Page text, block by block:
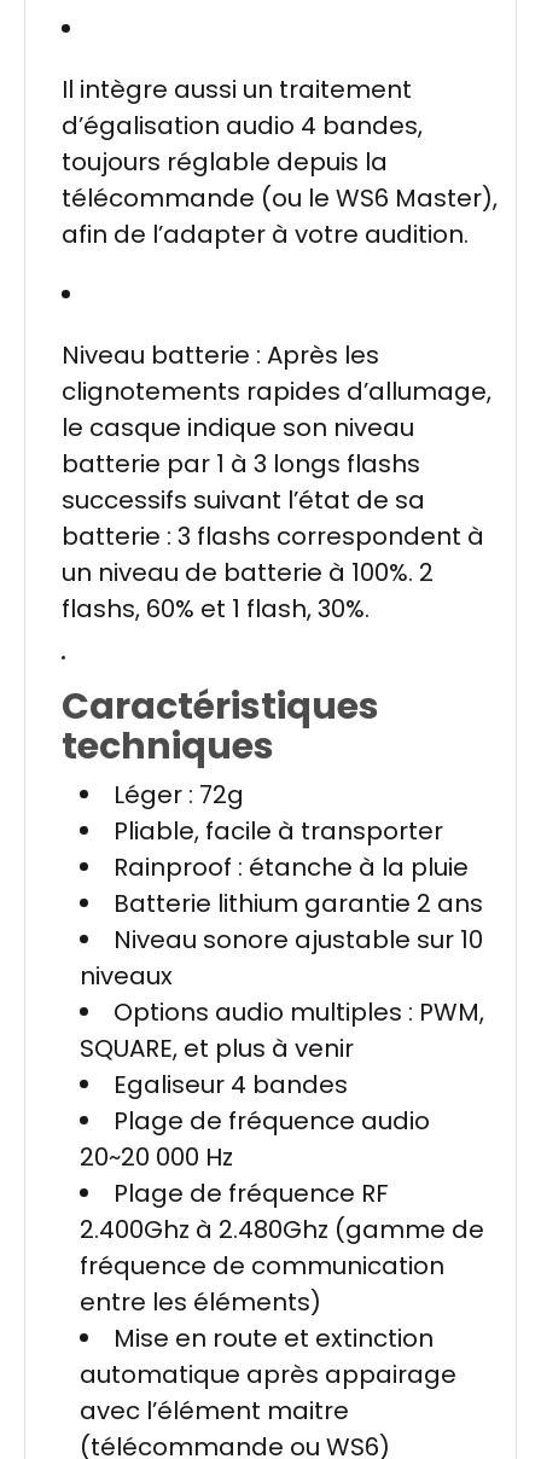
Il intègre aussi un traitement
d’égalisation audio 4 bandes,
toujours réglable depuis la
télécommande (ou le WS6 Master),
afin de l’adapter à votre audition.
Niveau batterie : Après les
clignotements rapides d’allumage,
le casque indique son niveau
batterie par 1 à 3 longs flashs
successifs suivant l’état de sa
batterie : 3 flashs correspondent à
un niveau de batterie à 100%. 2
flashs, 60% et 1 flash, 30%.
Caractéristiques
techniques
Léger : 72g
Pliable, facile à transporter
Rainproof : étanche à la pluie
Batterie lithium garantie 2 ans
Niveau sonore ajustable sur 10
niveaux
Options audio multiples : PWM,
SQUARE, et plus à venir
Egaliseur 4 bandes
Plage de fréquence audio
20~20 000 Hz
Plage de fréquence RF
2.400Ghz à 2.480Ghz (gamme de
fréquence de communication
entre les éléments)
Mise en route et extinction
automatique après appairage
avec l’élément maitre
(télécommande ou WS6)